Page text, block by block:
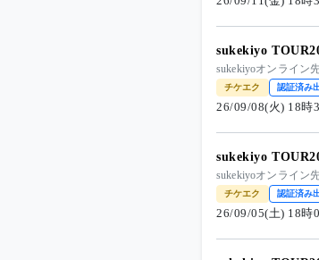
sukekiyo
sukekiyoオンライン
チケエク 認証済み
26/09/08(火) 18時
sukekiyo
sukekiyoオンライン
チケエク 認証済み
26/09/05(土) 18時